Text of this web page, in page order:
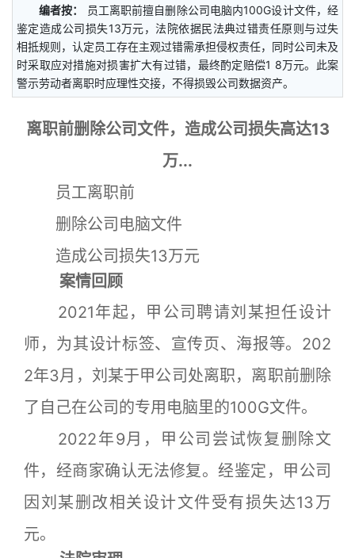
编者按：
员工离职前擅自删除公司电脑内100G设计文件，经
鉴定造成公司损失13万元，法院依据民法典过错责任原则与过失
相抵规则，认定员工存在主观过错需承担侵权责任，同时公司未及
时采取应对措施对损害扩大有过错，最终酌定赔偿1 8万元。此案
警示劳动者离职时应理性交接，不得损毁公司数据资产。
离职前删除公司文件，造成公司损失高达13
万...
员工离职前
删除公司电脑文件
造成公司损失13万元
案情回顾
2021年起，甲公司聘请刘某担任设计
师，为其设计标签、宣传页、海报等。202
2年3月，刘某于甲公司处离职，离职前删除
了自己在公司的专用电脑里的100G文件。
2022年9月，甲公司尝试恢复删除文
件，经商家确认无法修复。经鉴定，甲公司
因刘某删改相关设计文件受有损失达13万
元。